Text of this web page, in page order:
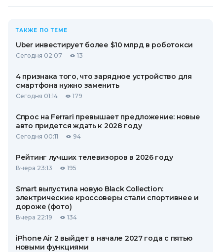
ТАКЖЕ ПО ТЕМЕ
Uber инвестирует более $10 млрд в роботокси
Сегодня 02:07 13
4 признака того, что зарядное устройство для
смартфона нужно заменить
Сегодня 01:14 179
Спрос на Ferrari превышает предложение: новые
авто придется ждать к 2028 году
Сегодня 00:11 94
Рейтинг лучших телевизоров в 2026 году
Вчера 23:13 195
Smart выпустила новую Black Collection:
электрические кроссоверы стали спортивнее и
дороже (фото)
Вчера 22:19 134
iPhone Air 2 выйдет в начале 2027 года с пятью
новыми функциями